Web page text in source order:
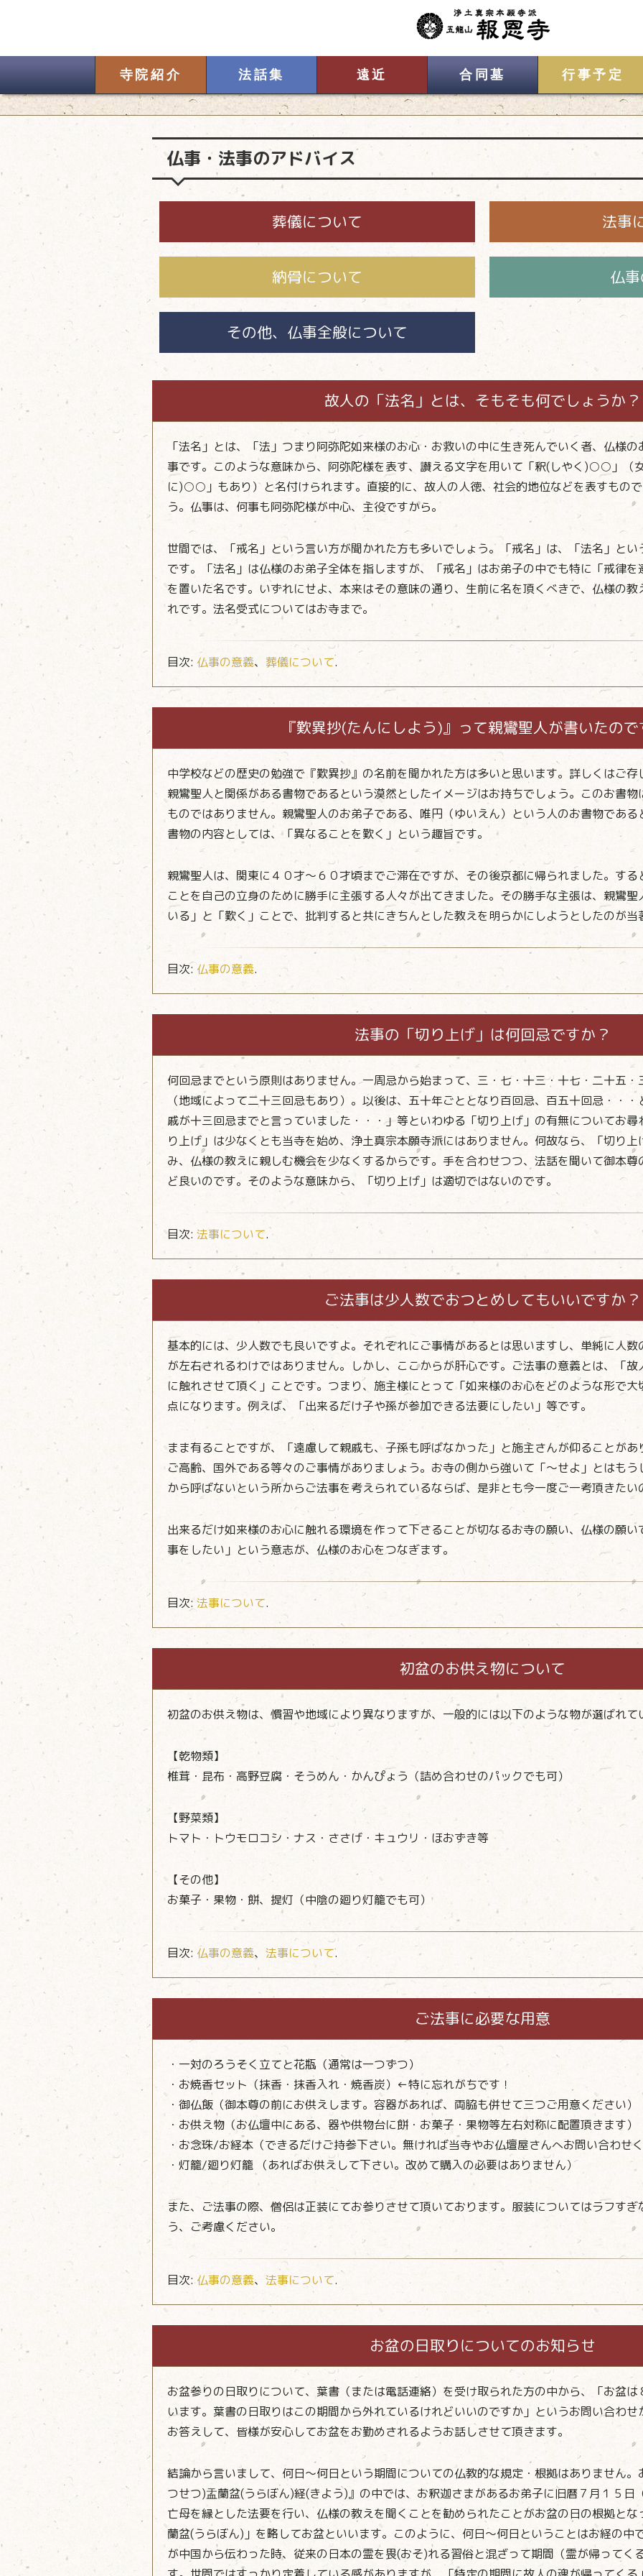
寺院紹介 法話集 遠近 合同墓 行事予定
仏事・法事のアドバイス
葬儀について 法事
納骨について 仏
その他、仏事全般について
故人の「法名」とは、そもそも何でしょうか？
「法名」とは、「法」つまり阿弥陀如来様のお心・お救いの中に生き死んでいく者、仏様
事です。このような意味から、阿弥陀様を表す、讃える文字を用いて「釈(しやく)○○」（
に)○○」もあり）と名付けられます。直接的に、故人の人徳、社会的地位などを表すもの
う。仏事は、何事も阿弥陀様が中心、主役ですから。
世間では、「戒名」という言い方が聞かれた方も多いでしょう。「戒名」は、「法名」と
です。「法名」は仏様のお弟子全体を指しますが、「戒名」はお弟子の中でも特に「戒律
を置いた名です。いずれにせよ、本来はその意味の通り、生前に名を頂くべきで、仏様の
れです。法名受式についてはお寺まで。
目次: 仏事の意義、 葬儀について.
『歎異抄(たんにしよう)』って親鸞聖人が書いたの
中学校などの歴史の勉強で『歎異抄』の名前を聞かれた方は多いと思います。詳しくはご
親鸞聖人と関係がある書物であるという漠然としたイメージはお持ちでしょう。このお書
ものではありません。親鸞聖人のお弟子である、唯円（ゆいえん）という人のお書物であ
書物の内容としては、「異なることを歎く」という趣旨です。
親鸞聖人は、関東に４０才～６０才頃までご滞在ですが、その後京都に帰られました。す
ことを自己の立身のために勝手に主張する人々が出てきました。その勝手な主張は、親鸞
いる」と「歎く」ことで、批判すると共にきちんとした教えを明らかにしようとしたのが当
目次: 仏事の意義.
法事の「切り上げ」は何回忌ですか？
何回忌までという原則はありません。一周忌から始まって、三・七・十三・十七・二十五
（地域によって二十三回忌もあり）。以後は、五十年ごととなり百回忌、百五十回忌・・
戚が十三回忌までと言っていました・・・」等といわゆる「切り上げ」の有無についてお
り上げ」は少なくとも当寺を始め、浄土真宗本願寺派にはありません。何故なら、「切り
み、仏様の教えに親しむ機会を少なくするからです。手を合わせつつ、法話を聞いて御本
ど良いのです。そのような意味から、「切り上げ」は適切ではないのです。
目次: 法事について.
ご法事は少人数でおつとめしてもいいですか？
基本的には、少人数でも良いですよ。それぞれにご事情があるとは思いますし、単純に人
が左右されるわけではありません。しかし、ここからが肝心です。ご法事の意義とは、「
に触れさせて頂く」ことです。つまり、施主様にとって「如来様のお心をどのような形で
点になります。例えば、「出来るだけ子や孫が参加できる法要にしたい」等です。
まま有ることですが、「遠慮して親戚も、子孫も呼ばなかった」と施主さんが仰ることが
ご高齢、国外である等々のご事情がありましょう。お寺の側から強いて「～せよ」とはも
から呼ばないという所からご法事を考えられているならば、是非とも今一度ご一考頂きたい
出来るだけ如来様のお心に触れる環境を作って下さることが切なるお寺の願い、仏様の願
事をしたい」という意志が、仏様のお心をつなぎます。
目次: 法事について.
初盆のお供え物について
初盆のお供え物は、慣習や地域により異なりますが、一般的には以下のような物が選ばれて
【乾物類】
椎茸・昆布・高野豆腐・そうめん・かんぴょう（詰め合わせのパックでも可）
【野菜類】
トマト・トウモロコシ・ナス・ささげ・キュウリ・ほおずき等
【その他】
お菓子・果物・餅、提灯（中陰の廻り灯籠でも可）
目次: 仏事の意義、 法事について.
ご法事に必要な用意
・一対のろうそく立てと花瓶（通常は一つずつ）
・お焼香セット（抹香・抹香入れ・焼香炭）←特に忘れがちです！
・御仏飯（御本尊の前にお供えします。容器があれば、両脇も併せて三つご用意ください）
・お供え物（お仏壇中にある、器や供物台に餅・お菓子・果物等左右対称に配置頂きます）
・お念珠/お経本（できるだけご持参下さい。無ければ当寺やお仏壇屋さんへお問い合わせ
・灯籠/廻り灯籠 （あればお供えして下さい。改めて購入の必要はありません）
また、ご法事の際、僧侶は正装にてお参りさせて頂いております。服装についてはラフす
う、ご考慮ください。
目次:仏事の意義、 法事について.
お盆の日取りについてのお知らせ
お盆参りの日取りについて、葉書（または電話連絡）を受け取られた方の中から、「お盆
います。葉書の日取りはこの期間から外れているけれどいいのですか」というお問い合わ
お答えして、皆様が安心してお盆をお勤めされるようお話しさせて頂きます。
結論から言いまして、何日～何日という期間についての仏教的な規定・根拠はありません
つせつ)盂蘭盆(うらぼん)経(きよう)』の中では、お釈迦さまがあるお弟子に旧暦７月１５日
亡母を縁とした法要を行い、仏様の教えを聞くことを勧められたことがお盆の日の根拠と
蘭盆(うらぼん)」を略してお盆といいます。このように、何日～何日ということはお経の中
が中国から伝わった時、従来の日本の霊を畏(おそ)れる習俗と混ざって期間（霊が帰ってく